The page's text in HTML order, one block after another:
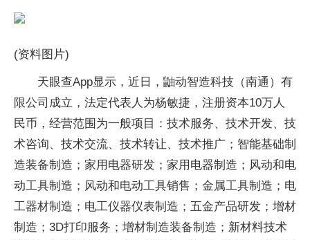
(资料图片)
天眼查App显示，近日，鼬动智造科技（南通）有
限公司成立，法定代表人为杨敏捷，注册资本10万人
民币，经营范围为一般项目：技术服务、技术开发、技
术咨询、技术交流、技术转让、技术推广；智能基础制
造装备制造；家用电器研发；家用电器制造；风动和电
动工具制造；风动和电动工具销售；金属工具制造；电
工器材制造；电工仪器仪表制造；五金产品研发；增材
制造；3D打印服务；增材制造装备制造；新材料技术